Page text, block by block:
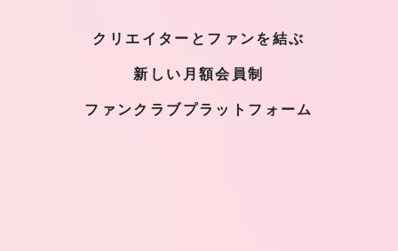
クリエイターとファンを結ぶ
新しい月額会員制
ファンクラブプラットフォーム